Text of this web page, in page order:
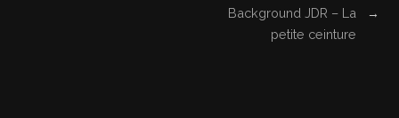
Background JDR – La
petite ceinture
→